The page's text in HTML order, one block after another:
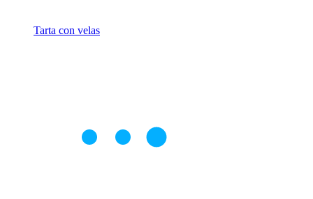
Tarta con velas